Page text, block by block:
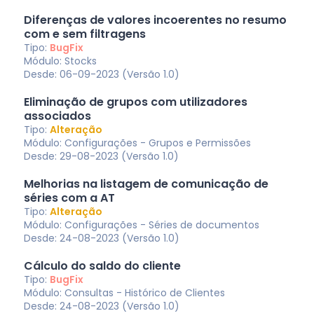
Diferenças de valores incoerentes no resumo
com e sem filtragens
Tipo: BugFix
Módulo: Stocks
Desde: 06-09-2023 (Versão 1.0)
Eliminação de grupos com utilizadores
associados
Tipo: Alteração
Módulo: Configurações - Grupos e Permissões
Desde: 29-08-2023 (Versão 1.0)
Melhorias na listagem de comunicação de
séries com a AT
Tipo: Alteração
Módulo: Configurações - Séries de documentos
Desde: 24-08-2023 (Versão 1.0)
Cálculo do saldo do cliente
Tipo: BugFix
Módulo: Consultas - Histórico de Clientes
Desde: 24-08-2023 (Versão 1.0)